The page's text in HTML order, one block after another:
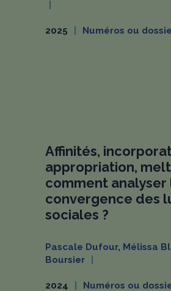
2025 Numéros ou
Affinités,
appropriation,
comment analyser
convergence des
sociales ?
Pascale Dufour, Mélissa
Boursier
2024 Numéros ou